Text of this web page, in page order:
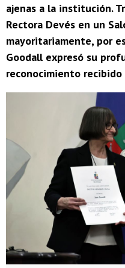
ajenas a la institución.
Rectora Devés en un
mayoritariamente, por
Goodall expresó su
reconocimiento